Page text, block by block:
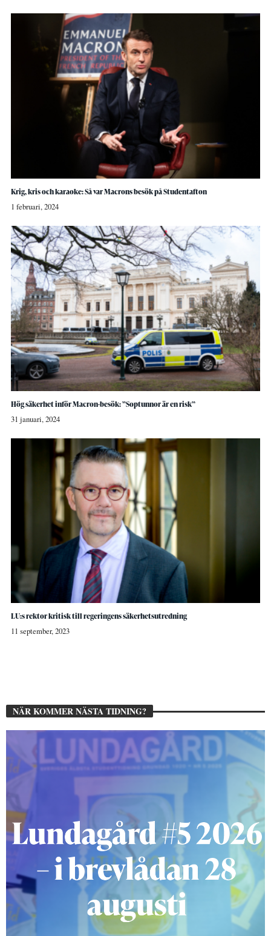
Krig, kris och karaoke: Så var Macrons besök på Studentafton
1 februari, 2024
Hög säkerhet inför Macron-besök: ”Soptunnor är en risk”
31 januari, 2024
LU:s rektor kritisk till regeringens säkerhetsutredning
11 september, 2023
NÄR KOMMER NÄSTA TIDNING?